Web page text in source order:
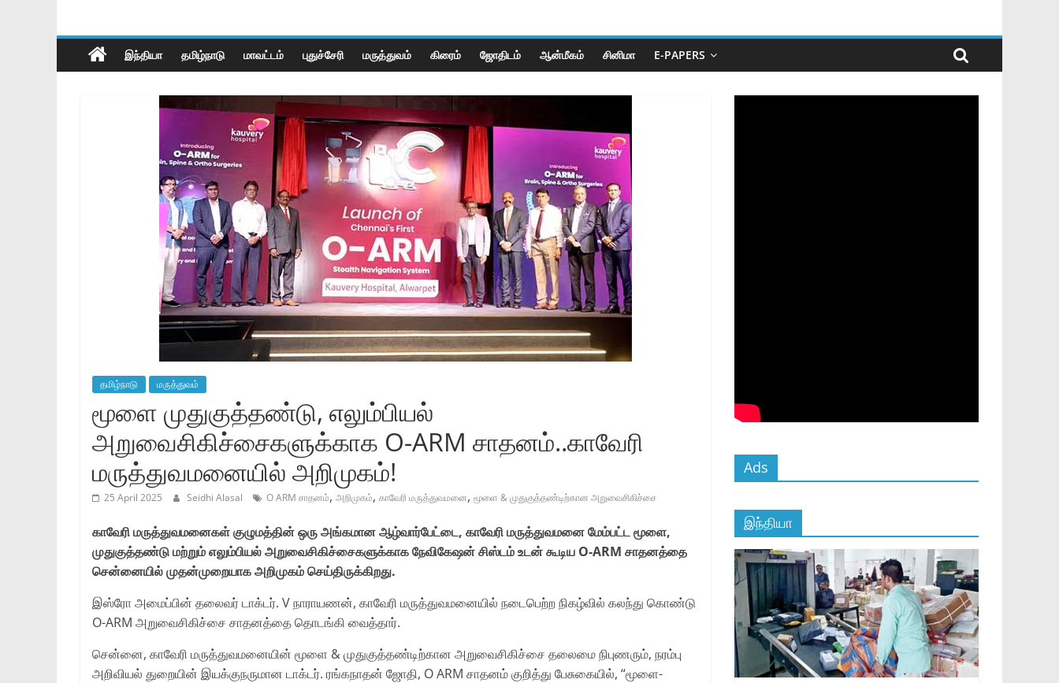
இந்தியா தமிழ்நாடு மாவட்டம் புதுச்சேரி மருத்துவம் கிரைம் ஜோ‌திட‌ம் ஆன்மீகம் சினிமா E-PAPERS
தமிழ்நாடு மருத்துவம்
மூளை முதுகுத்தண்டு, எலும்பியல்
அறுவைசிகிச்சைகளுக்காக O-ARM சாதனம்..காவேரி
மருத்துவமனையில் அறிமுகம்!
25 April 2025 Seidhi Alasal O ARM சாதனம், அறிமுகம், காவேரி மருத்துவமனை, மூளை & முதுகுத்தண்டிற்கான அறுவைசிகிச்சை
காவேரி மருத்துவமனைகள் குழுமத்தின் ஒரு அங்கமான ஆழ்வார்பேட்டை, காவேரி மருத்துவமனை மேம்பட்ட மூளை,
முதுகுத்தண்டு மற்றும் எலும்பியல் அறுவைசிகிச்சைகளுக்காக நேவிகேஷன் சிஸ்டம் உடன் கூடிய O-ARM சாதனத்தை
சென்னையில் முதன்முறையாக அறிமுகம் செய்திருக்கிறது.
இஸ்ரோ அமைப்பின் தலைவர் டாக்டர். V நாராயணன், காவேரி மருத்துவமனையில் நடைபெற்ற நிகழ்வில் கலந்து கொண்டு
O-ARM அறுவைசிகிச்சை சாதனத்தை தொடங்கி வைத்தார்.
சென்னை, காவேரி மருத்துவமனையின் மூளை & முதுகுத்தண்டிற்கான அறுவைசிகிச்சை தலைமை நிபுணரும், நரம்பு
அறிவியல் துறையின் இயக்குநருமான டாக்டர். ரங்கநாதன் ஜோதி, O ARM சாதனம் குறித்து பேசுகையில், “மூளை-
Ads
இந்தியா